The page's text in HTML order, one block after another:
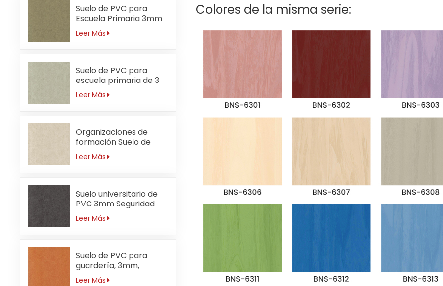
Suelo de PVC para
Escuela Primaria 3mm
Sin Formaldehído
Leer Más
Suelo de PVC para
escuela primaria de 3
mm resistente a ácidos
y álcalis
Leer Más
Organizaciones de
formación Suelo de
PVC 3mm
Antibacteriano
Leer Más
Suelo universitario de
PVC 3mm Seguridad
Leer Más
Suelo de PVC para
guardería, 3mm,
ignífugo, naranja
Leer Más
Colores de la misma serie: